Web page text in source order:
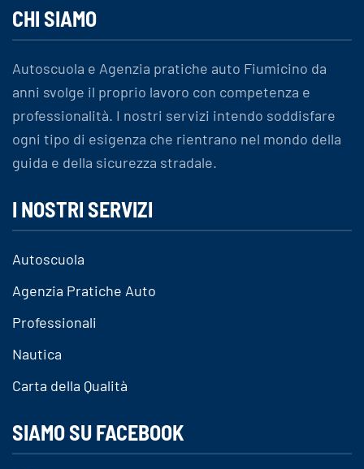
CHI SIAMO
Autoscuola e Agenzia pratiche auto Fiumicino da
anni svolge il proprio lavoro con competenza e
professionalità. I nostri servizi intendo soddisfare
ogni tipo di esigenza che rientrano nel mondo della
guida e della sicurezza stradale.
I NOSTRI SERVIZI
Autoscuola
Agenzia Pratiche Auto
Professionali
Nautica
Carta della Qualità
SIAMO SU FACEBOOK